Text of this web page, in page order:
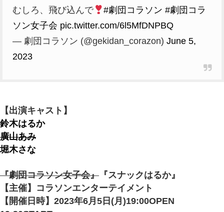
むしろ、飛び込んで #劇団コラソン #劇団コラ
ソン女子会 pic.twitter.com/6l5MfDNPBQ
— 劇団コラソン (@gekidan_corazon) June 5,
2023
【出演キャスト】
鈴木はるか
廣山あみ
堀木さな
『劇団コラソン女子会』 『スナックはるか』
【主催】コラソンエンターテイメント
【開催日時】2023年6月5日(月)19:00OPEN